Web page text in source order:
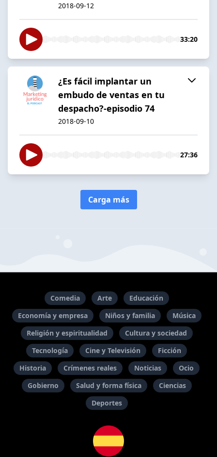
2018-09-12
33:20
¿Es fácil implantar un
embudo de ventas en tu
despacho?-episodio 74
2018-09-10
27:36
Carga más
Comedia Arte
Educación
Economía y empresa
Niños y familia
Música
Religión y espiritualidad
Cultura y sociedad
Tecnología
Cine y Televisión
Ficción
Historia
Crímenes reales Noticias
Ocio
Gobierno
Salud y forma física
Ciencias
Deportes